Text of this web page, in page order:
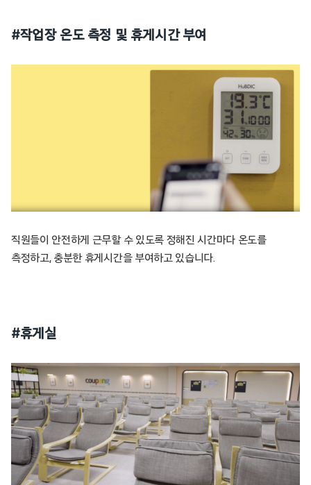
#작업장 온도 측정 및 휴게시간 부여
직원들이 안전하게 근무할 수 있도록 정해진 시간마다 온도를
측정하고, 충분한 휴게시간을 부여하고 있습니다.
#휴게실